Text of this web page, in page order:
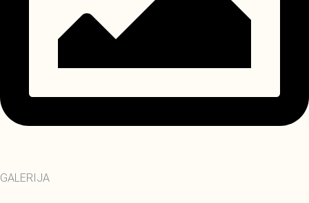
GALERIJA